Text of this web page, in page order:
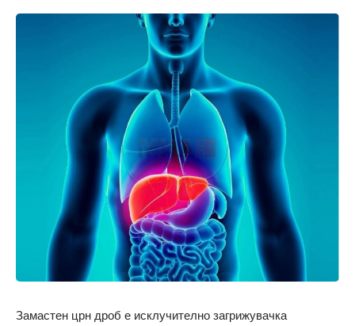
Замастен црн дроб е исклучително загрижувачка